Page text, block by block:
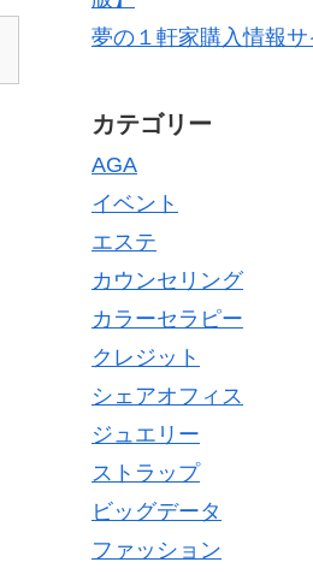
夢の１軒家購入情報サ
カテゴリー
AGA
イベント
エステ
カウンセリング
カラーセラピー
クレジット
シェアオフィス
ジュエリー
ストラップ
ビッグデータ
ファッション